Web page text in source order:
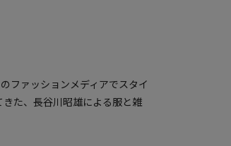
ファッションメディアでスタイ
た、長谷川昭雄による服と雑